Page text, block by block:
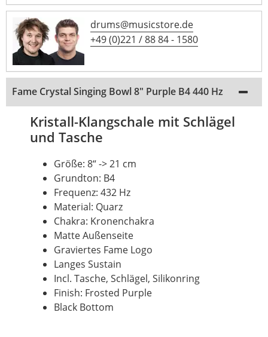
drums@musicstore.de
+49 (0)221 / 88 84 - 1580
Fame Crystal Singing Bowl 8" Purple B4 440 Hz
Kristall-Klangschale mit Schlägel
und Tasche
Größe: 8“ -> 21 cm
Grundton: B4
Frequenz: 432 Hz
Material: Quarz
Chakra: Kronenchakra
Matte Außenseite
Graviertes Fame Logo
Langes Sustain
Incl. Tasche, Schlägel, Silikonring
Finish: Frosted Purple
Black Bottom